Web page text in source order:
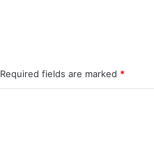
Required fields are marked *